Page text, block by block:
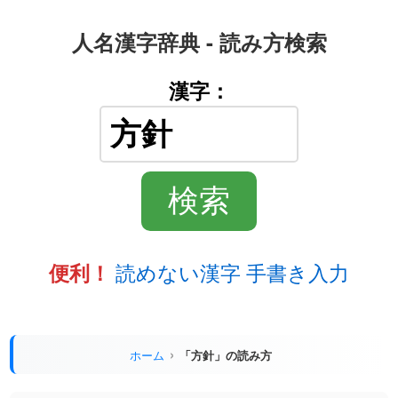
人名漢字辞典 - 読み方検索
漢字：
便利！ 読めない漢字 手書き入力
ホーム 「方針」の読み方